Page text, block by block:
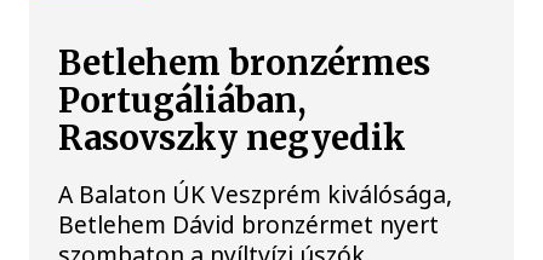
Betlehem bronzérmes
Portugáliában,
Rasovszky negyedik
A Balaton ÚK Veszprém kiválósága,
Betlehem Dávid bronzérmet nyert